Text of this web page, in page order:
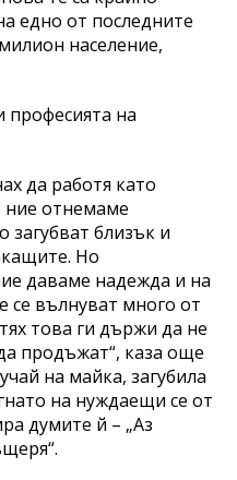
едно от последните
население,
на
да работя като
ние отнемаме
загубват близък и
Но
даваме надежда и на
се вълнуват много от
това ги държи да не
продъжат“, каза още
на майка, загубила
на нуждаещи се от
думите й – „Аз